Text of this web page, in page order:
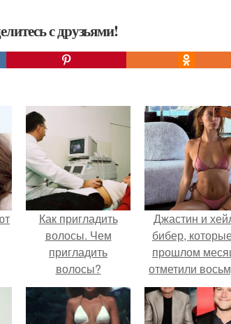
с друзьями!
Как пригладить
волосы. Чем
пригладить
волосы?
Джастин и
бибер,
прошлом
отметили
годовщину
помолвки,
новые фото